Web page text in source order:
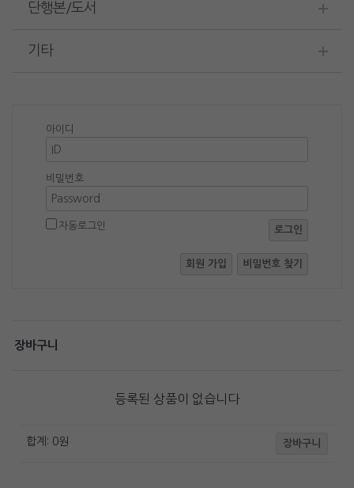
단행본/도서
기타
아이디
비밀번호
자동로그인 로그인
회원 가입 비밀번호 찾기
장바구니
등록된 상품이 없습니다
합계: 0원 장바구니